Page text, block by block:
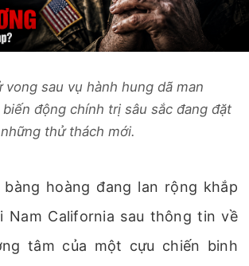
vong sau vụ hành hung dã man
động chính trị sâu sắc đang đặt
thử thách mới.
hoàng đang lan rộng khắp
Nam California sau thông tin về
tâm của một cựu chiến binh